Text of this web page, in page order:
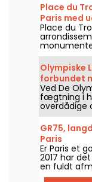
Place du
Paris med
Place du
tiltrækker
takket være
Eiffeltårnet.
Olympiske
forbundet
Ved De
fægtning i
overdådige
hvis du
forbundet
gode
GR75,
Paris
Er Paris et
2017 har
en fuldt